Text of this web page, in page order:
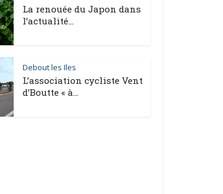
La renouée du Japon dans
l’actualité...
Debout les Iles
L’association cycliste Vent
d’Boutte « à...